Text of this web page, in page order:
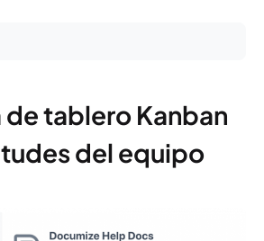
de tablero Kanban
del equipo